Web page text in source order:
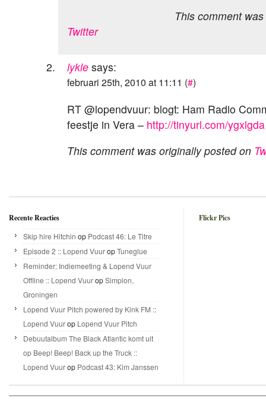
This comment
Twitter
lykle says:
februari 25th, 2010 at 11:11 (#)
RT @lopendvuur: blogt: Ham Radio
feestje in Vera – http://tinyurl.com/ygxlgda
This comment was originally posted on
Recente Reacties
Skip hire Hitchin op Podcast 46: Le Titre
Episode 2 :: Lopend VuuropTuneglue
Reminder: Indiemeeting & Lopend Vuur
Offline :: Lopend VuuropSimplon,
Groningen
Lopend Vuur Pitch powered by Kink FM ::
Lopend Vuurop Lopend Vuur Pitch
Debuutalbum The Black Atlantic komt uit
op Beep! Beep! Back up the Truck ::
Lopend Vuurop Podcast 43: Kim Janssen
Flickr Pics